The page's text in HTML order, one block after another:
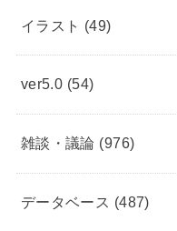
イラスト (49)
ver5.0 (54)
雑談・議論 (976)
データベース (487)